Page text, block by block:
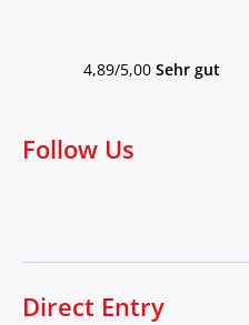
4,89/5,00 Sehr gut
Follow Us
Direct Entry